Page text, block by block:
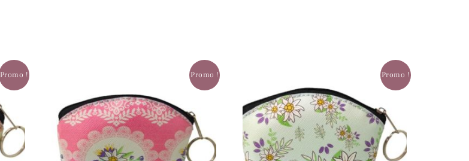
Promo ! Promo ! Promo !